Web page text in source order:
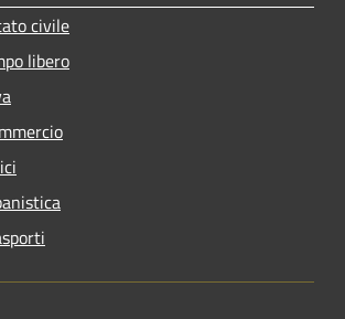
civile
libero